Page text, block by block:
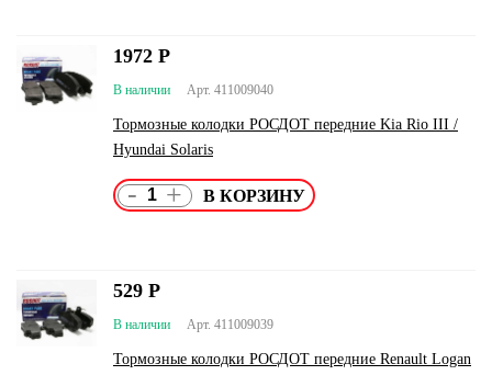
Арт. 411009040
В наличии
Тормозные колодки РОСДОТ передние Kia Rio III /
Hyundai Solaris
1972 Р
- +
Арт. 411009039
В наличии
Тормозные колодки РОСДОТ передние Renault Logan
529 Р